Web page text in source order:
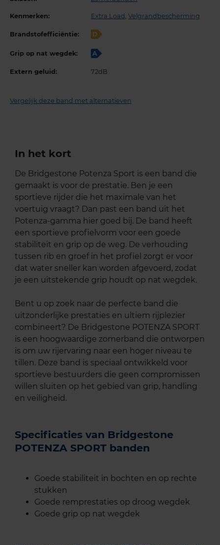
Kenmerken: Extra Load , Velgrandbescherming
Brandstofefficiëntie: D
Grip op nat wegdek: A
Extern geluid: 72dB
Vergelijk deze band met alternatieven
In het kort
De Bridgestone Potenza Sport is een band die
gemaakt is voor de prestatie. Ben je een
sportieve rijder die het maximale van het
voertuig vraagt? Dan past een band uit het
Potenza-gamma hier goed bij. De band heeft
een sportieve profielvorm voor een goede
stabiliteit en grip op de weg. De verhouding
tussen rib en groef in het profiel zorgt er voor
dat water sneller kan worden afgevoerd, zodat
je een uitstekende grip houdt op nat wegdek.
Bent u op zoek naar de perfecte band die
uitzonderlijke prestaties en ultiem rijplezier
combineert? De Bridgestone POTENZA SPORT
is een hoogwaardige zomerband die ontworpen
is om uw rijervaring naar een hoger niveau te
tillen. Deze band is speciaal ontwikkeld voor
sportieve bestuurders die geen compromissen
willen sluiten op het gebied van grip, handling
en veiligheid.
Specificaties van Bridgestone
POTENZA SPORT banden
Goede stabiliteit in bochten en op rechte
stukken
Goede remprestaties op droog wegdek
Goede grip op nat wegdek